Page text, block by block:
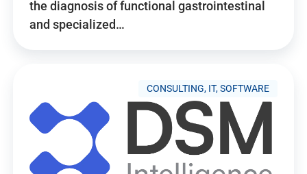
the diagnosis of functional gastrointestinal
and specialized…
CONSULTING, IT, SOFTWARE